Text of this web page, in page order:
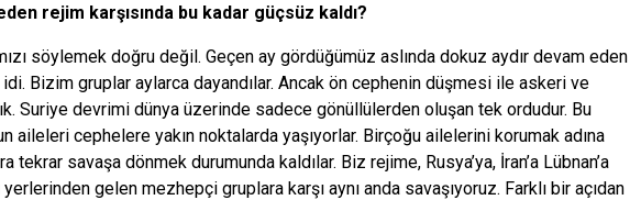
rejim karşısında bu kadar güçsüz kaldı?
söylemek doğru değil. Geçen ay gördüğümüz aslında dokuz aydır devam eden
idi. Bizim gruplar aylarca dayandılar. Ancak ön cephenin düşmesi ile askeri ve
Suriye devrimi dünya üzerinde sadece gönüllülerden oluşan tek ordudur. Bu
aileleri cephelere yakın noktalarda yaşıyorlar. Birçoğu ailelerini korumak adına
savaşa dönmek durumunda kaldılar. Biz rejime, Rusya’ya, İran’a Lübnan’a
yerlerinden gelen mezhepçi gruplara karşı aynı anda savaşıyoruz. Farklı bir açıdan